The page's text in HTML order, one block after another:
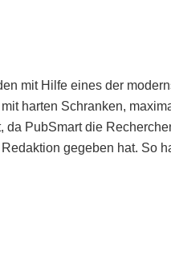
mit Hilfe eines der
harten Schranken,
PubSmart die
gegeben hat. So